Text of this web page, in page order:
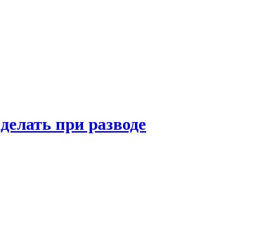
при разводе